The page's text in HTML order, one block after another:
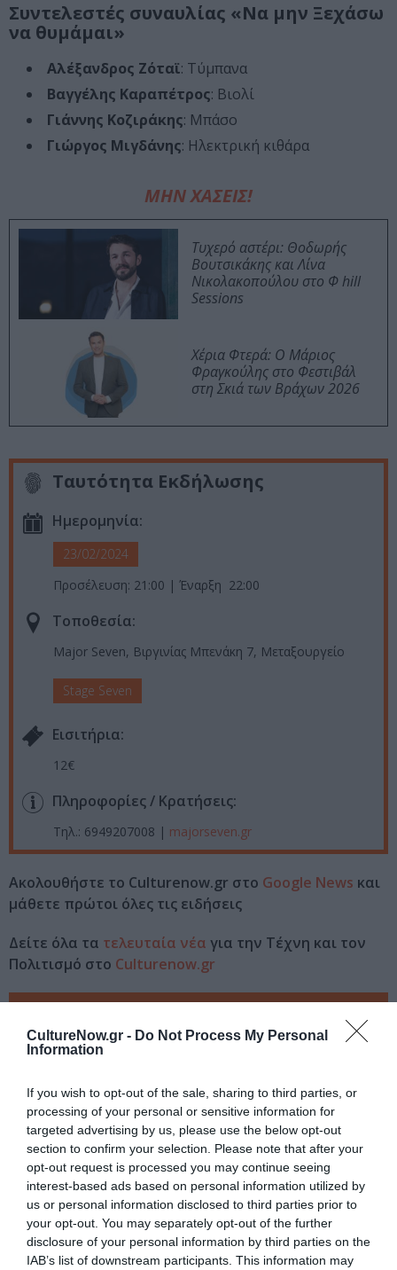
CultureNow.gr - Do Not Process My Personal
Information
If you wish to opt-out of the sale, sharing to third parties, or
processing of your personal or sensitive information for
targeted advertising by us, please use the below opt-out
section to confirm your selection. Please note that after your
opt-out request is processed you may continue seeing
interest-based ads based on personal information utilized by
us or personal information disclosed to third parties prior to
your opt-out. You may separately opt-out of the further
disclosure of your personal information by third parties on the
IAB’s list of downstream participants. This information may
Συντελεστές συναυλίας «Να μην Ξεχάσω
να θυμάμαι»
Αλέξανδρος Ζόταϊ: Tύμπανα
Βαγγέλης Καραπέτρος: Bιολί
Γιάννης Κοζιράκης: Mπάσο
Γιώργος Μιγδάνης: Ηλεκτρική κιθάρα
ΜΗΝ ΧΑΣΕΙΣ!
Τυχερό αστέρι: Θοδωρής
Βουτσικάκης και Λίνα
Νικολακοπούλου στο Φ hill
Sessions
Χέρια Φτερά: Ο Μάριος
Φραγκούλης στο Φεστιβάλ
στη Σκιά των Βράχων 2026
Ταυτότητα Εκδήλωσης
Ημερομηνία:
23/02/2024
Προσέλευση: 21:00 | Έναρξη 22:00
Τοποθεσία:
Major Seven, Βιργινίας Μπενάκη 7, Μεταξουργείο
Stage Seven
Eισιτήρια:
12€
Πληροφορίες / Κρατήσεις:
Τηλ.: 6949207008 | majorseven.gr
Ακολουθήστε το Culturenow.gr στο Google News και
μάθετε πρώτοι όλες τις ειδήσεις
Δείτε όλα τα τελευταία νέα για την Τέχνη και τον
Πολιτισμό στο Culturenow.gr
Νέοι Διαγωνισμοί❯
Tags
ΕΛΛΗΝΙΚΟ ΡΟΚ
ΕΝΤΕΧΝΟ - ΛΑΪΚΟ - ΠΑΡΑΔΟΣΙΑΚΗ
ΣΥΝΑΥΛΙΕΣ 2024
Newsletter
Κάθε βδομάδα στο e-mail σας τα τελευταία νέα για
την Τέχνη και τον Πολιτισμό!